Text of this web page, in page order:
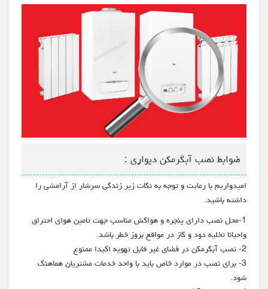
ضوابط نصب آبگرمکن دیواری :
امیدواریم با رعایت و توجه به نکات زیر زندگی سرشار از آرامشی را
داشته باشید.
1-محل نصب دارای پنجره و هواکش مناسب جهت تامین هوای احتراق
واحیانا تخلیه دود و گاز در مواقع بروز خطر باشد.
2- نصب آبگرمکن در فضای غیر قابل تهویه اکیدا ممنوع
3- برای نصب در موارد خاص باید با واحد خدمات مشتریان هماهنگ
شود.